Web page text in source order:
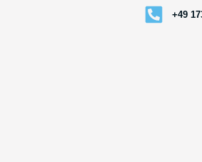
+49